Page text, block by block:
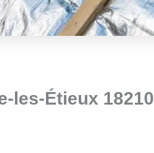
les-Étieux 18210